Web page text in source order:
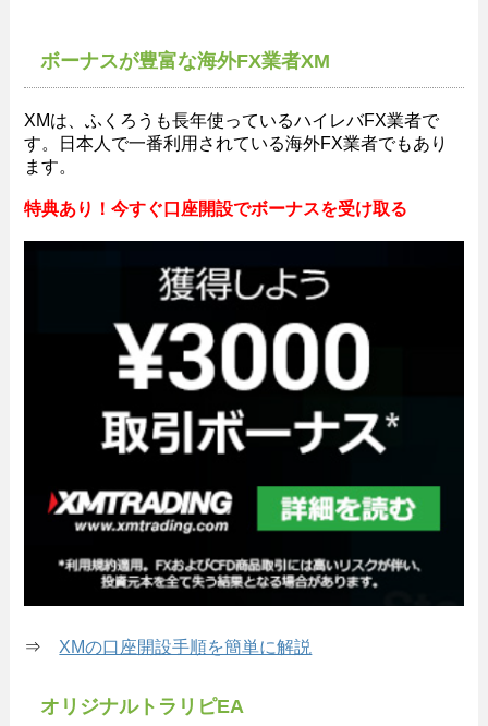
ボーナスが豊富な海外FX業者XM
XMは、ふくろうも長年使っているハイレバFX業者で
す。日本人で一番利用されている海外FX業者でもあり
ます。
特典あり！今すぐ口座開設でボーナスを受け取る
⇒ XMの口座開設手順を簡単に解説
オリジナルトラリピEA